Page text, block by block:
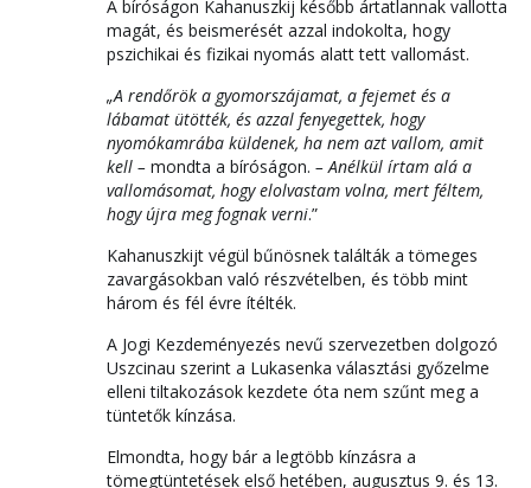
A bíróságon Kahanuszkij később ártatlannak vallotta
magát, és beismerését azzal indokolta, hogy
pszichikai és fizikai nyomás alatt tett vallomást.
„A rendőrök a gyomorszájamat, a fejemet és a
lábamat ütötték, és azzal fenyegettek, hogy
nyomókamrába küldenek, ha nem azt vallom, amit
kell – mondta a bíróságon. – Anélkül írtam alá a
vallomásomat, hogy elolvastam volna, mert féltem,
hogy újra meg fognak verni.”
Kahanuszkijt végül bűnösnek találták a tömeges
zavargásokban való részvételben, és több mint
három és fél évre ítélték.
A Jogi Kezdeményezés nevű szervezetben dolgozó
Uszcinau szerint a Lukasenka választási győzelme
elleni tiltakozások kezdete óta nem szűnt meg a
tüntetők kínzása.
Elmondta, hogy bár a legtöbb kínzásra a
tömegtüntetések első hetében, augusztus 9. és 13.